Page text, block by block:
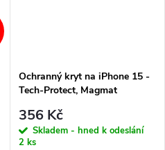
Ochranný kryt na iPhone 15 -
Tech-Protect, Magmat
356 Kč
Skladem - hned k odeslání
2 ks